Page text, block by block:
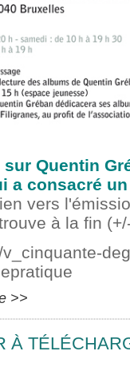
Quentin
a consacré
vers
à la fin
>>
À